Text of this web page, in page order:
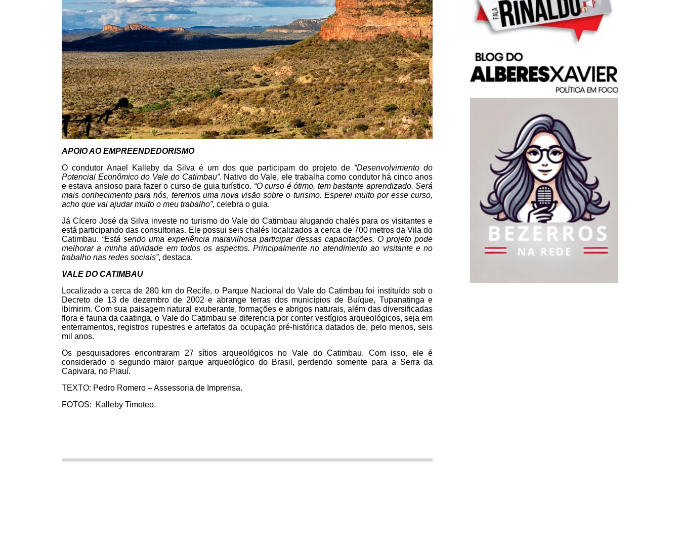
APOIO AO EMPREENDEDORISMO
O condutor Anael Kalleby da Silva é um dos que participam do projeto de “Desenvolvimento do
Potencial Econômico do Vale do Catimbau”. Nativo do Vale, ele trabalha como condutor há cinco anos
e estava ansioso para fazer o curso de guia turístico. “O curso é ótimo, tem bastante aprendizado. Será
mais conhecimento para nós, teremos uma nova visão sobre o turismo. Esperei muito por esse curso,
acho que vai ajudar muito o meu trabalho”, celebra o guia.
Já Cícero José da Silva investe no turismo do Vale do Catimbau alugando chalés para os visitantes e
está participando das consultorias. Ele possui seis chalés localizados a cerca de 700 metros da Vila do
Catimbau. “Está sendo uma experiência maravilhosa participar dessas capacitações. O projeto pode
melhorar a minha atividade em todos os aspectos. Principalmente no atendimento ao visitante e no
trabalho nas redes sociais”, destaca.
VALE DO CATIMBAU
Localizado a cerca de 280 km do Recife, o Parque Nacional do Vale do Catimbau foi instituído sob o
Decreto de 13 de dezembro de 2002 e abrange terras dos municípios de Buíque, Tupanatinga e
Ibimirim. Com sua paisagem natural exuberante, formações e abrigos naturais, além das diversificadas
flora e fauna da caatinga, o Vale do Catimbau se diferencia por conter vestígios arqueológicos, seja em
enterramentos, registros rupestres e artefatos da ocupação pré-histórica datados de, pelo menos, seis
mil anos.
Os pesquisadores encontraram 27 sítios arqueológicos no Vale do Catimbau. Com isso, ele é
considerado o segundo maior parque arqueológico do Brasil, perdendo somente para a Serra da
Capivara, no Piauí.
TEXTO: Pedro Romero – Assessoria de Imprensa.
FOTOS:
Kalleby Timoteo.